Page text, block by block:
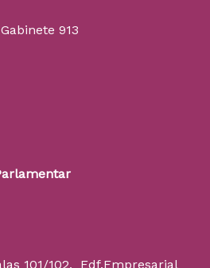
913
101/102, Edf.Empresarial